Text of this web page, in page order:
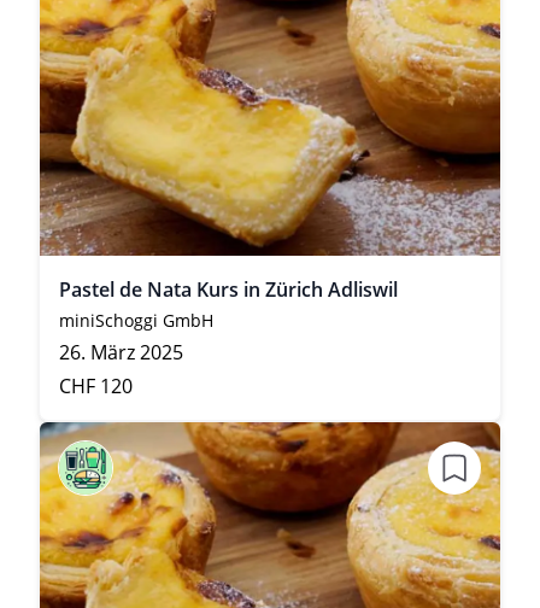
Pastel de Nata Kurs in Zürich Adliswil
miniSchoggi GmbH
26. März 2025
CHF 120